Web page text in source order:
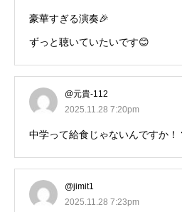
豪華すぎる演奏🎉
ずっと聴いていたいです😊
@元貴-112
2025.11.28 7:20pm
中学って給食じゃないんですか！
@jimit1
2025.11.28 7:23pm